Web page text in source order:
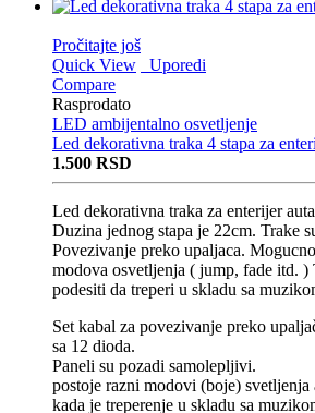
Pročitajte još
Quick View
Uporedi
Compare
Rasprodato
LED ambijentalno osvetljenje
Led dekorativna traka 4 stapa za
1.500 RSD
Led dekorativna traka za enterijer
Duzina jednog stapa je 22cm. Trake
Povezivanje preko upaljaca.
modova osvetljenja ( jump, fade itd. )
podesiti da treperi u skladu sa
Set kabal za povezivanje preko
sa 12 dioda.
Paneli su pozadi samolepljivi.
postoje razni modovi (boje)
kada je treperenje u skladu sa